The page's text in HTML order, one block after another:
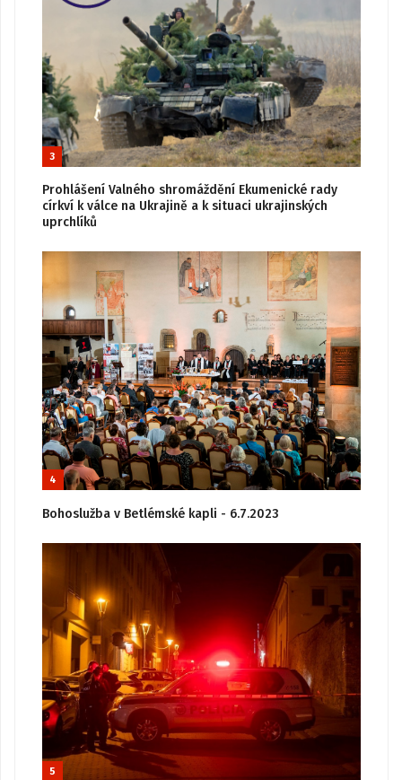
3
Prohlášení Valného shromáždění Ekumenické rady
církví k válce na Ukrajině a k situaci ukrajinských
uprchlíků
4
Bohoslužba v Betlémské kapli - 6.7.2023
5